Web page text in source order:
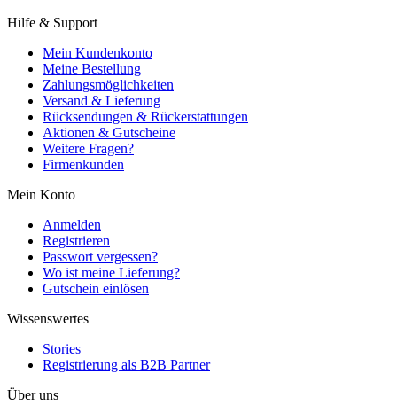
Hilfe & Support
Mein Kundenkonto
Meine Bestellung
Zahlungsmöglichkeiten
Versand & Lieferung
Rücksendungen & Rückerstattungen
Aktionen & Gutscheine
Weitere Fragen?
Firmenkunden
Mein Konto
Anmelden
Registrieren
Passwort vergessen?
Wo ist meine Lieferung?
Gutschein einlösen
Wissenswertes
Stories
Registrierung als B2B Partner
Über uns